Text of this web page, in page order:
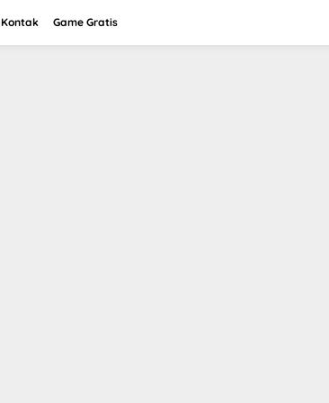
Kontak Game Gratis